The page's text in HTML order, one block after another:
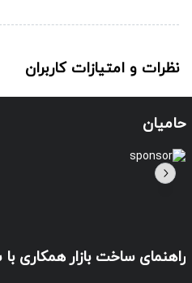
نظرات و امتیازات کاربران
حامیان
راهنمای ساخت بازارهمکاری با